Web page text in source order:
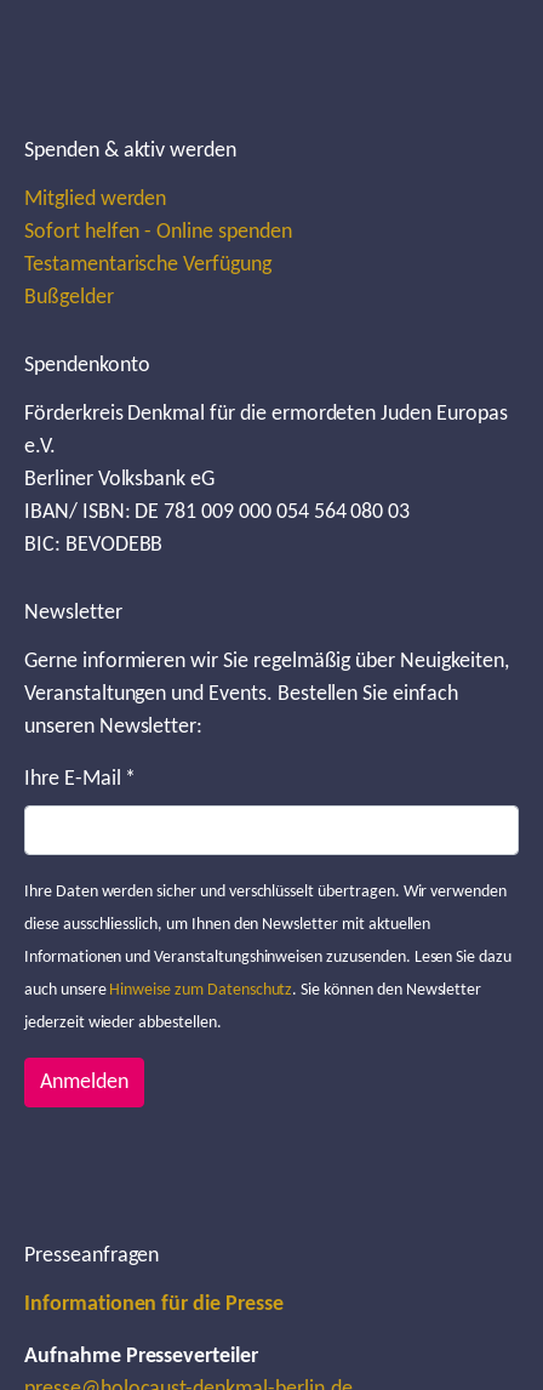
Spenden & aktiv werden
Mitglied werden
Sofort helfen - Online spenden
Testamentarische Verfügung
Bußgelder
Spendenkonto
Förderkreis Denkmal für die ermordeten Juden Europas
e.V.
Berliner Volksbank eG
IBAN/ ISBN: DE 781 009 000 054 564 080 03
BIC: BEVODEBB
Newsletter
Gerne informieren wir Sie regelmäßig über Neuigkeiten,
Veranstaltungen und Events. Bestellen Sie einfach
unseren Newsletter:
Ihre E-Mail *
Ihre Daten werden sicher und verschlüsselt übertragen. Wir verwenden
diese ausschliesslich, um Ihnen den Newsletter mit aktuellen
Informationen und Veranstaltungshinweisen zuzusenden. Lesen Sie dazu
auch unsere Hinweise zum Datenschutz. Sie können den Newsletter
jederzeit wieder abbestellen.
Anmelden
Presseanfragen
Informationen für die Presse
Aufnahme Presseverteiler